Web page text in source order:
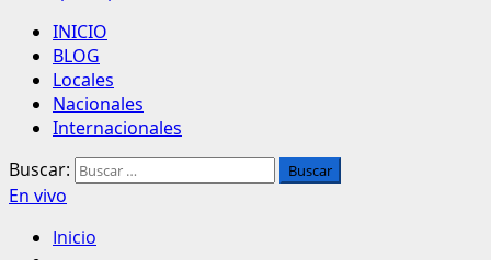
INICIO
BLOG
Locales
Nacionales
Internacionales
Buscar:
En vivo
Inicio